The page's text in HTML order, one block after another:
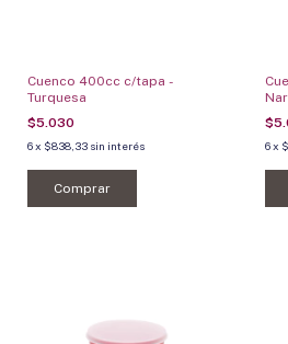
Cuenco 400cc c/tapa -
Turquesa
$5.030
6x $838,33 sin interés
Comprar
6 x